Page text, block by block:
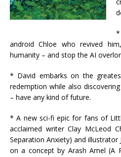
*
android Chloe who revived
humanity – and stop the AI
* David embarks on the
redemption while also
– have any kind of future.
* A new sci-fi epic for fans of
acclaimed writer Clay McLeod
Separation Anxiety) and illustrator
on a concept by Arash Amel (A